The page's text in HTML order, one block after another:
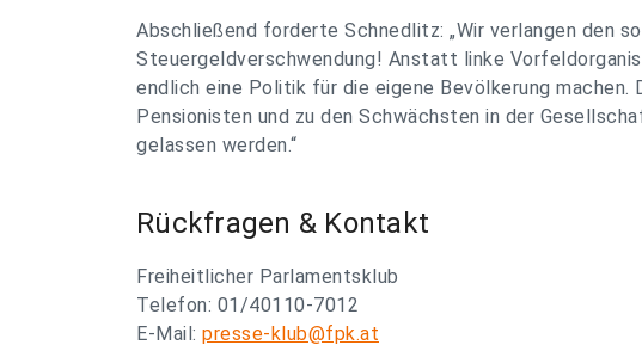
Abschließend forderte Schnedlitz: „Wir verlangen den
Steuergeldverschwendung! Anstatt linke
endlich eine Politik für die eigene Bevölkerung machen.
Pensionisten und zu den Schwächsten in der
gelassen werden.“
Rückfragen & Kontakt
Freiheitlicher Parlamentsklub
Telefon: 01/40110-7012
E-Mail: presse-klub@fpk.at